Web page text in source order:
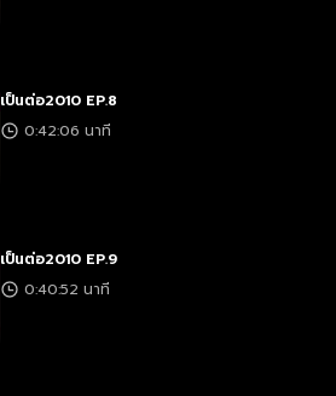
เป็นต่อ2010 EP.8
0:42:06 นาที
เป็นต่อ2010 EP.9
0:40:52 นาที